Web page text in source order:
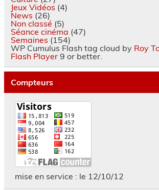
Jeux Vidéos (4)
News (26)
Non classé (5)
Séance cinéma (47)
Semaines (154)
WP Cumulus Flash tag cloud by Roy
Flash Player9 or better.
Compteurs
mise en service : le 12/10/12